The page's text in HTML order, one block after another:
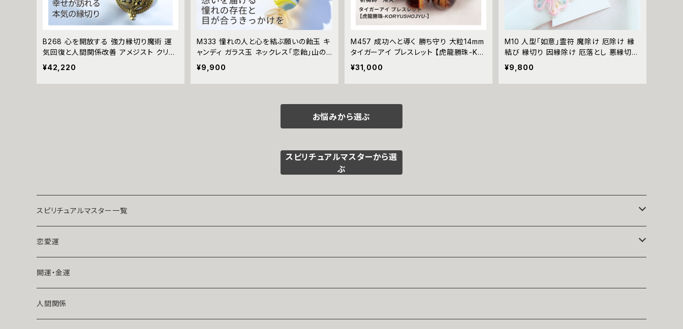
B268 心を開放する 強力縁切り魔術 運
気回復と人間関係改善 アメジスト クリス
タル ボヘミアン アラベスク 花柄 ペンダ
ントトップ 革紐 ネックレス 悪魔術師べリ
アル ライバル 開運 略奪 不倫 縁切り 魔
¥42,220
M333 憧れの人と心を結ぶ願いの飴玉 キ
ャンディ ガラス玉 ネックレス「恋飴」山の
神（山犬）祈祷師 澪央 チェコガラス お守
り 縁結び おまじない 叶う 祈祷 霊感霊視
願望成就 恋愛運 モテ 引き寄せ 幸運
¥9,900
M457 成功へと導く 勝ち守り 大粒14mm
タイガーアイ ブレスレット 【虎龍勝珠-KO
RYUSHOJYU-】祈祷師 澪央（みお）祈祷
龍神 財運 臨時収入 財テク 福富 金財 増
える 金守り お守り 数珠 男女兼用 ユニセ
¥31,000
M10 人型「如意」霊符 魔除け 厄除け 縁
結び 縁切り 因縁除け 厄落とし 悪縁切り
祈祷師 澪央（みお）願掛け 願い事 成就
祈祷 霊感 霊視 叶う おまじない 成功 人
間関係 円満 解決
¥9,800
お悩みから選ぶ
スピリチュアルマスターから選
ぶ
スピリチュアルマスター一覧
魔術師アリエル
悪魔術師べリアル
風水師さくら
恋愛運
片思い
ライバルの居る恋（略奪したい）
開運・金運
人間関係